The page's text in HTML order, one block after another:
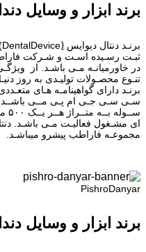
برند ابزار و وسایل
ثبـت رسـیده اسـت و شـرکت
در خاورمیانـه مـی باشـد. از
تنـوع محصـولات تولیـدی به روز
سـی سـی جـی ام پـی مــی باشــد
ای مشـغول فعالیـت مـی باشـد.
مجموعـه فاراطب پیشرو میباشـد.
PishroDanyar
برند ابزار و وسایل